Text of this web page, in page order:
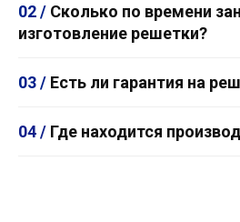
02 / Сколько по времени
изготовление решетки?
03 / Есть ли гарантия на
04 / Где находится